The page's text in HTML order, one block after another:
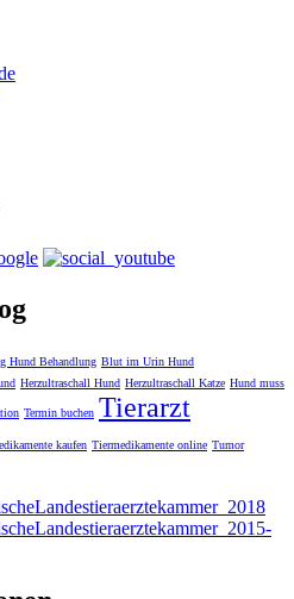
Hund Behandlung Blut im Urin Hund
Herzultraschall Hund Herzultraschall Katze Hund muss
Termin buchen Tierarzt
kaufen Tiermedikamente online Tumor